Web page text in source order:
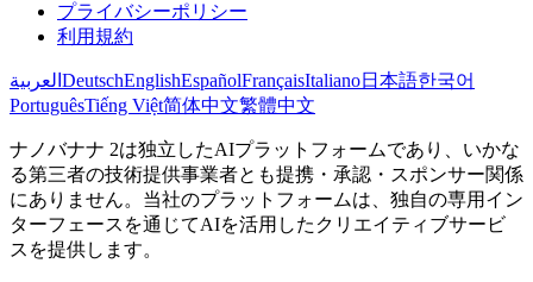
プライバシーポリシー
利用規約
العربية DeutschEnglishEspañolFrançaisItaliano日本語한국어
PortuguêsTiếng Việt简体中文繁體中文
ナノバナナ 2は独立したAIプラットフォームであり、いかな
る第三者の技術提供事業者とも提携・承認・スポンサー関係
にありません。当社のプラットフォームは、独自の専用イン
ターフェースを通じてAIを活用したクリエイティブサービ
スを提供します。